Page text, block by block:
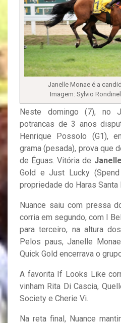
Janelle Monae é a
Imagem: Sylvio
Neste domingo (7), no
potrancas de 3 anos
Henrique Possolo (G1),
grama (pesada), prova que
de Éguas. Vitória de
Gold e Just Lucky
propriedade do Haras Santa
Nuance saiu com pressa
corria em segundo, com I
para terceiro, na altura
Pelos paus, Janelle
Quick Gold encerrava o
A favorita If Looks Like
vinham Rita Di Cascia,
Society e Cherie Vi.
Na reta final, Nuance